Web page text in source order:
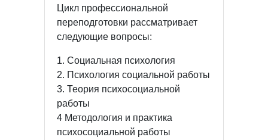
Цикл профессиональной
переподготовки рассматривает
следующие вопросы:
1. Социальная психология
2. Психология социальной работы
3. Теория психосоциальной
работы
4 Методология и практика
психосоциальной работы